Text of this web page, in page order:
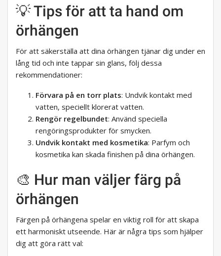
💡 Tips för att ta hand om
örhängen
För att säkerställa att dina örhängen tjänar dig under en
lång tid och inte tappar sin glans, följ dessa
rekommendationer:
Förvara på en torr plats: Undvik kontakt med
vatten, speciellt klorerat vatten.
Rengör regelbundet: Använd speciella
rengöringsprodukter för smycken.
Undvik kontakt med kosmetika: Parfym och
kosmetika kan skada finishen på dina örhängen.
🎨 Hur man väljer färg på
örhängen
Färgen på örhängena spelar en viktig roll för att skapa
ett harmoniskt utseende. Här är några tips som hjälper
dig att göra rätt val: